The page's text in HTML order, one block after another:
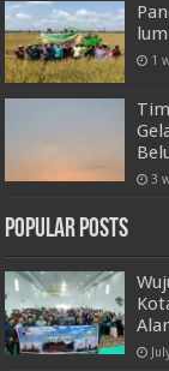
1
3
Popular Posts